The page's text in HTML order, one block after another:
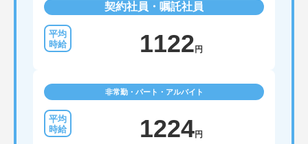
契約社員・嘱託社員
1122 円
非常勤・パート・アルバイト
1224円